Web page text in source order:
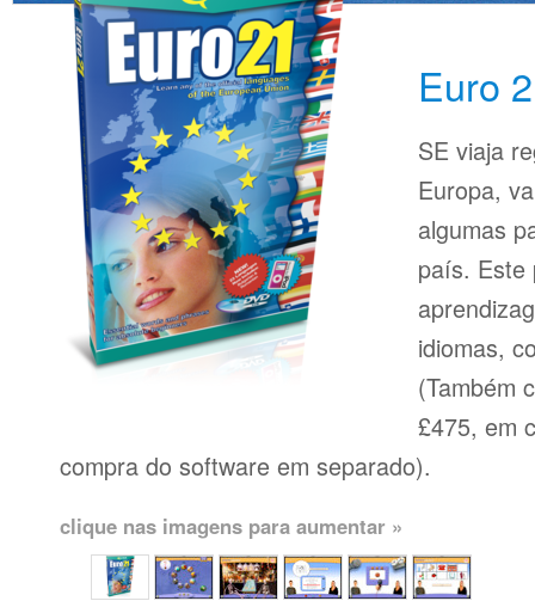
Euro
SE viaja
Europa,
algumas
país. Este
idiomas,
(Também
£475, em
compra do software em separado).
clique nas imagens para aumentar »